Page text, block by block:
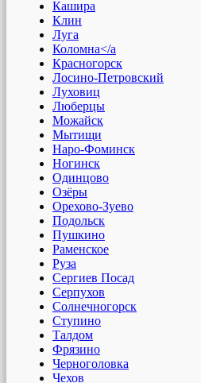
Кашира
Клин
Луга
Коломна</a
Красногорск
Лосино-Петровский
Луховиц
Люберцы
Можайск
Мытищи
Наро-Фоминск
Ногинск
Одинцово
Озёры
Орехово-Зуево
Подольск
Пушкино
Раменское
Руза
Сергиев Посад
Серпухов
Солнечногорск
Ступино
Талдом
Фрязино
Черноголовка
Чехов